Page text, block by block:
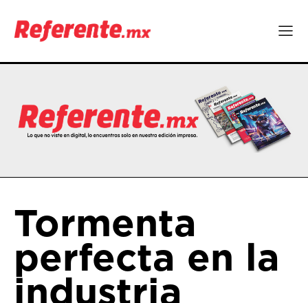
Tormenta
perfecta en la
industria